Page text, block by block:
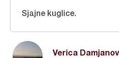
Verica
Sjajne kuglice.